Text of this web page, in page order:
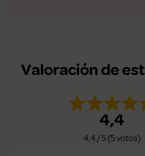
Valoración de
4,4
4,4 / 5 (5 votos)